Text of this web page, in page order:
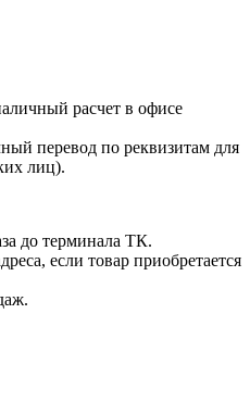
расчет в офисе
перевод по реквизитам для
лиц).
до терминала ТК.
если товар приобретается